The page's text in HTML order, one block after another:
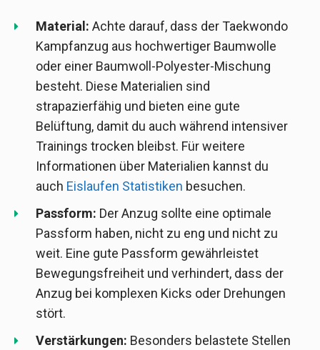
Material: Achte darauf, dass der Taekwondo
Kampfanzug aus hochwertiger Baumwolle
oder einer Baumwoll-Polyester-Mischung
besteht. Diese Materialien sind
strapazierfähig und bieten eine gute
Belüftung, damit du auch während intensiver
Trainings trocken bleibst. Für weitere
Informationen über Materialien kannst du
auch Eislaufen Statistiken besuchen.
Passform: Der Anzug sollte eine optimale
Passform haben, nicht zu eng und nicht zu
weit. Eine gute Passform gewährleistet
Bewegungsfreiheit und verhindert, dass der
Anzug bei komplexen Kicks oder Drehungen
stört.
Verstärkungen: Besonders belastete Stellen